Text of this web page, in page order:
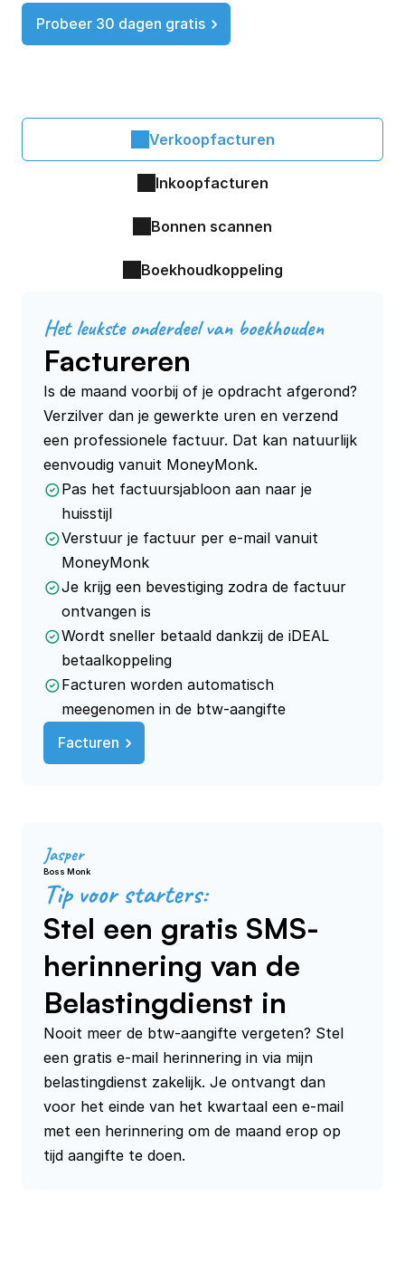
Probeer 30 dagen gratis
Verkoopfacturen
Inkoopfacturen
Bonnen scannen
Boekhoudkoppeling
Het leukste onderdeel van boekhouden
Factureren
Is de maand voorbij of je opdracht afgerond?
Verzilver dan je gewerkte uren en verzend
een professionele factuur. Dat kan natuurlijk
eenvoudig vanuit MoneyMonk.
Pas het factuursjabloon aan naar je
huisstijl
Verstuur je factuur per e-mail vanuit
MoneyMonk
Je krijg een bevestiging zodra de factuur
ontvangen is
Wordt sneller betaald dankzij de iDEAL
betaalkoppeling
Facturen worden automatisch
meegenomen in de btw-aangifte
Facturen
Jasper
Boss Monk
Tip voor starters:
Stel een gratis SMS-
herinnering van de
Belastingdienst in
Nooit meer de btw-aangifte vergeten? Stel
een gratis e-mail herinnering in via mijn
belastingdienst zakelijk. Je ontvangt dan
voor het einde van het kwartaal een e-mail
met een herinnering om de maand erop op
tijd aangifte te doen.